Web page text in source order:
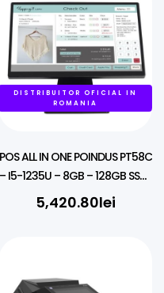
DISTRIBUITOR OFICIAL IN
ROMANIA
POS ALL IN ONE POINDUS PT58C
– I5-1235U – 8GB – 128GB SSD |
Windows 11 PRO
5,420.80lei